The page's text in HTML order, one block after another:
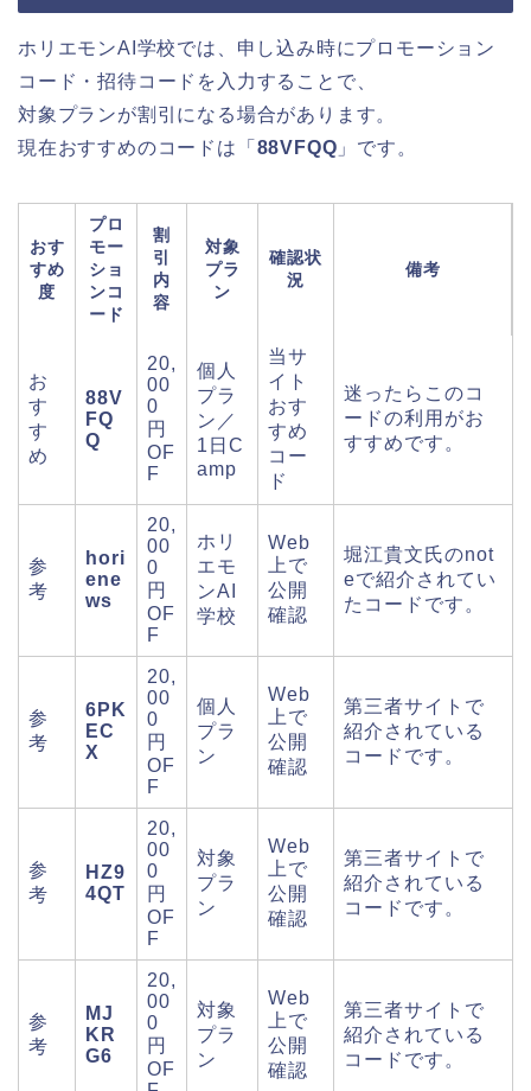
ホリエモンAI学校では、申し込み時にプロモーション
コード・招待コードを入力することで、
対象プランが割引になる場合があります。
現在おすすめのコードは「 88VFQQ 」です。
おす
すめ
度
プロ
モー
ショ
ンコ
ード
割
引
内
容
対象
プラ
ン
確認状
況
備考
お
す
す
め
88V
FQ
Q
20,
00
0
円
OF
F
個人
プラ
ン／
1日C
amp
当サ
イト
おす
すめ
コー
ド
迷ったらこのコ
ードの利用がお
すすめです。
参
考
hori
ene
ws
20,
00
0
円
OF
F
ホリ
エモ
ンAI
学校
Web
上で
公開
確認
堀江貴文氏のnot
eで紹介されてい
たコードです。
参
考
6PK
EC
X
20,
00
0
円
OF
F
個人
プラ
ン
Web
上で
公開
確認
第三者サイトで
紹介されている
コードです。
参
考
HZ9
4QT
20,
00
0
円
OF
F
対象
プラ
ン
Web
上で
公開
確認
第三者サイトで
紹介されている
コードです。
参
考
MJ
KR
G6
20,
00
0
円
OF
対象
プラ
ン
Web
上で
公開
確認
第三者サイトで
紹介されている
コードです。